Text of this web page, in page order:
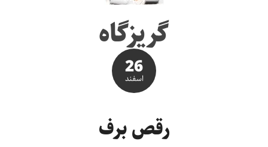
گریزگاه
26
اسفند
رقص برف